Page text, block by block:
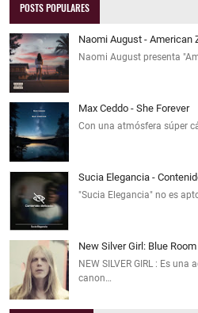
POSTS POPULARES
Naomi August - American
Naomi August presenta
Max Ceddo - She Forever
Con una atmósfera súper
Sucia Elegancia -
"Sucia Elegancia" no es
New Silver Girl: Blue Room
NEW SILVER GIRL : Es
canon…